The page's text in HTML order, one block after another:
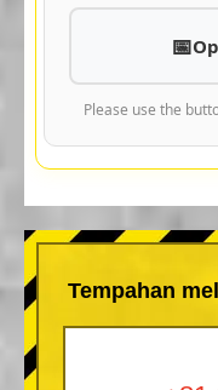
Please use the
Tempahan